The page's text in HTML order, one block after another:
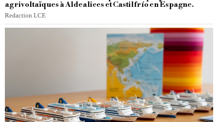
agrivoltaïques à Aldealices et Castilfrío en Espagne.
Redaction LCE